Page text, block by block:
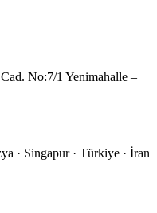
No:7/1 Yenimahalle –
· Singapur · Türkiye · İran